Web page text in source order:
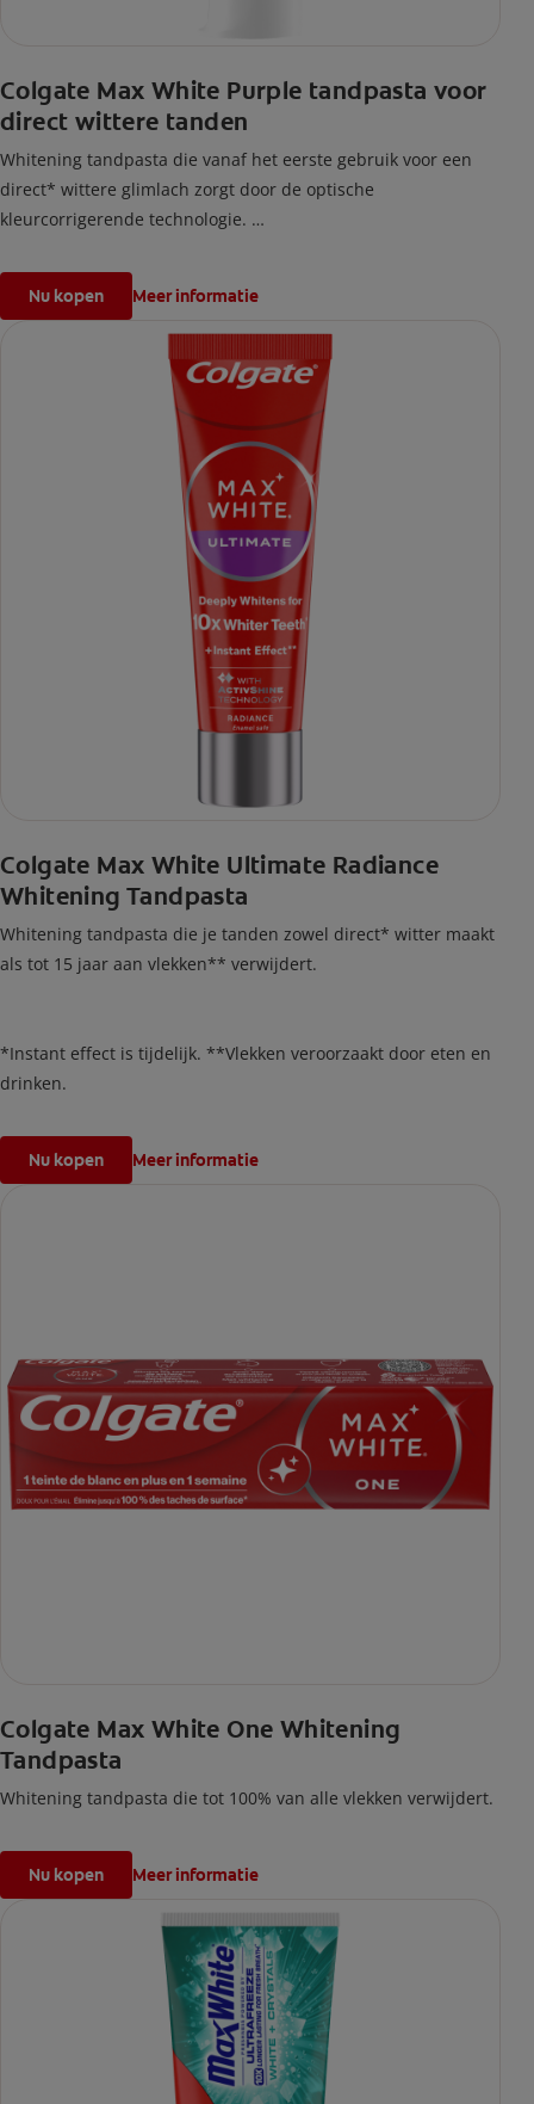
Colgate Max White Purple tandpasta voor
direct wittere tanden
Whitening tandpasta die vanaf het eerste gebruik voor een
direct* wittere glimlach zorgt door de optische
kleurcorrigerende technologie.
Nu kopen Meer informatie
Colgate Max White Ultimate Radiance
Whitening Tandpasta
Whitening tandpasta die je tanden zowel direct* witter maakt
als tot 15 jaar aan vlekken** verwijdert.
*Instant effect is tijdelijk. **Vlekken veroorzaakt door eten en
drinken.
Nu kopen Meer informatie
Colgate Max White One Whitening
Tandpasta
Whitening tandpasta die tot 100% van alle vlekken verwijdert.
Nu kopen Meer informatie